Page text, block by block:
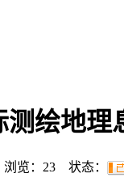
测绘地
览： 23 状态：